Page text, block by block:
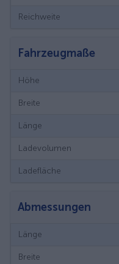
Reichweite
Fahrzeugmaße
Höhe
Breite
Länge
Ladevolumen
Ladefläche
Abmessungen
Länge
Breite